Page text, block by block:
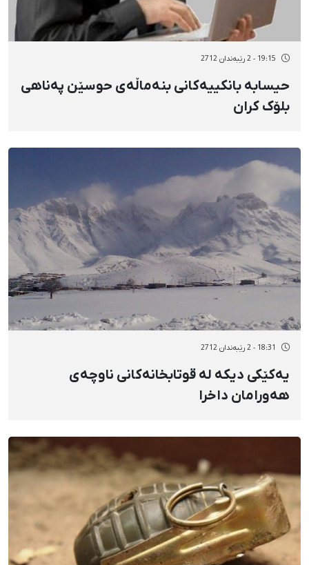
19:15 - 2 رێبەندان 2712
حیسابە بانکییەکانی بنەماڵەی حوسێن پەناهی
بلۆک کران
18:31 - 2 رێبەندان 2712
یەکێکی دیکە لە قوتابخانەکانی ناوچەی
هەورامان داخرا